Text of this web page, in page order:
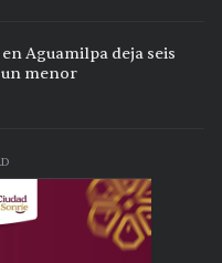
Aguamilpa deja seis
menor